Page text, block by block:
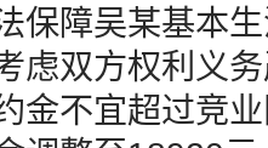
保障吴某基本
虑双方权利义
金不宜超过竞